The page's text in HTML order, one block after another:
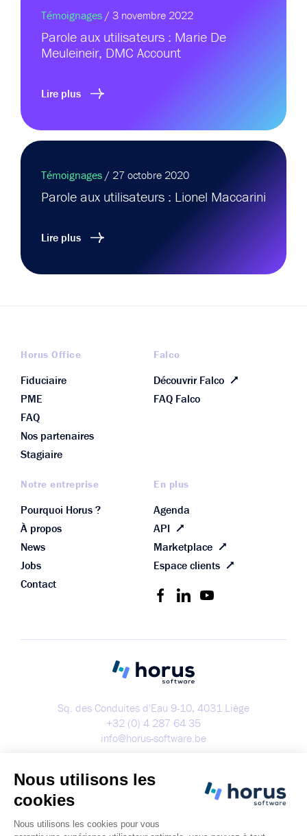
Témoignages / 3 novembre 2022
Parole aux utilisateurs : Marie De
Meuleineir, DMC Account
Lire plus
Témoignages / 27 octobre 2020
Parole aux utilisateurs : Lionel Maccarini
Lire plus
Horus Office
Fiduciaire
PME
FAQ
Nos partenaires
Stagiaire
Falco
Découvrir Falco
FAQ Falco
Notre entreprise
Pourquoi Horus ?
À propos
News
Jobs
Contact
En plus
Agenda
API
Marketplace
Espace clients
Sq. des Conduites d'Eau 9-10, 4031 Liège
+32 (0) 4 287 64 35
info@horus-software.be
Démo